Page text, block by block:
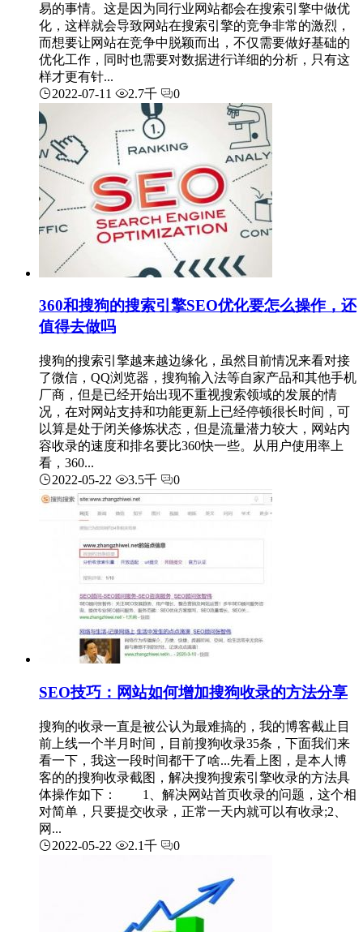
易的事情。这是因为同行业网站都会在搜索引擎中做优
化，这样就会导致网站在搜索引擎的竞争非常的激烈，
而想要让网站在竞争中脱颖而出，不仅需要做好基础的
优化工作，同时也需要对数据进行详细的分析，只有这
样才更有针...
2022-07-11
2.7千 0
360和搜狗的搜索引擎SEO优化要怎么操作，还
值得去做吗
搜狗的搜索引擎越来越边缘化，虽然目前情况来看对接
了微信，QQ浏览器，搜狗输入法等自家产品和其他手机
厂商，但是已经开始出现不重视搜索领域的发展的情
况，在对网站支持和功能更新上已经停顿很长时间，可
以算是处于闭关修炼状态，但是流量潜力较大，网站内
容收录的速度和排名要比360快一些。从用户使用率上
看，360...
2022-05-22
3.5千 0
SEO技巧：网站如何增加搜狗收录的方法分享
搜狗的收录一直是被公认为最难搞的，我的博客截止目
前上线一个半月时间，目前搜狗收录35条，下面我们来
看一下，我这一段时间都干了啥...先看上图，是本人博
客的的搜狗收录截图，解决搜狗搜索引擎收录的方法具
体操作如下： 1、解决网站首页收录的问题，这个相
对简单，只要提交收录，正常一天内就可以有收录;2、
网...
2022-05-22
2.1千 0